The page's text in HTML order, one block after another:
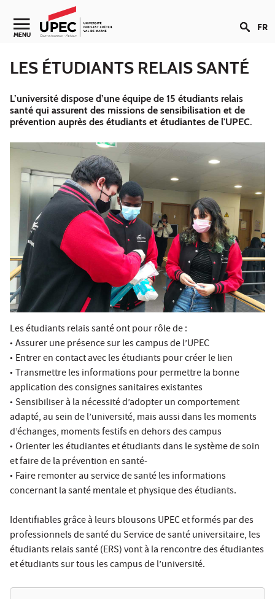
Aller au contenu
Navigation secondaire
MENU FR
LES ÉTUDIANTS RELAIS SANTÉ
L’université dispose d’une équipe de 15 étudiants relais
santé qui assurent des missions de sensibilisation et de
prévention auprès des étudiants et étudiantes de l'UPEC.
Les étudiants relais santé ont pour rôle de :
• Assurer une présence sur les campus de l’UPEC
• Entrer en contact avec les étudiants pour créer le lien
• Transmettre les informations pour permettre la bonne
application des consignes sanitaires existantes
• Sensibiliser à la nécessité d’adopter un comportement
adapté, au sein de l’université, mais aussi dans les moments
d’échanges, moments festifs en dehors des campus
• Orienter les étudiantes et étudiants dans le système de soin
et faire de la prévention en santé-
• Faire remonter au service de santé les informations
concernant la santé mentale et physique des étudiants.
Identifiables grâce à leurs blousons UPEC et formés par des
professionnels de santé du Service de santé universitaire, les
étudiants relais santé (ERS) vont à la rencontre des étudiantes
et étudiants sur tous les campus de l’université.